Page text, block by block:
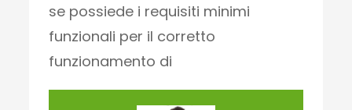
se possiede i requisiti minimi
funzionali per il corretto
funzionamento di